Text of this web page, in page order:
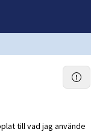
till vad jag använde